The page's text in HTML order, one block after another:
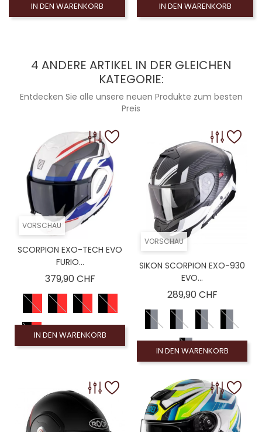
IN DEN WARENKORB IN DEN WARENKORB
4 ANDERE ARTIKEL IN DER GLEICHEN
KATEGORIE:
Entdecken Sie alle unsere neuen Produkte zum besten
Preis
VORSCHAU
SCORPION EXO-TECH EVO
FURIO...
379,90 CHFPreis
IN DEN WARENKORB
VORSCHAU
SIKON SCORPION EXO-930
EVO...
289,90 CHFPreis
IN DEN WARENKORB